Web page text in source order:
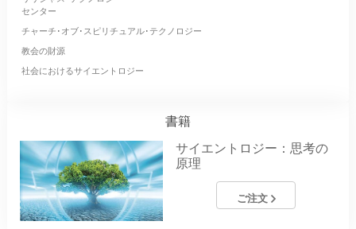
センター
チャーチ･オブ･スピリチュアル･テクノロジー
教会の財源
社会におけるサイエントロジー
書籍
サイエントロジー：思考の
原理
ご注文